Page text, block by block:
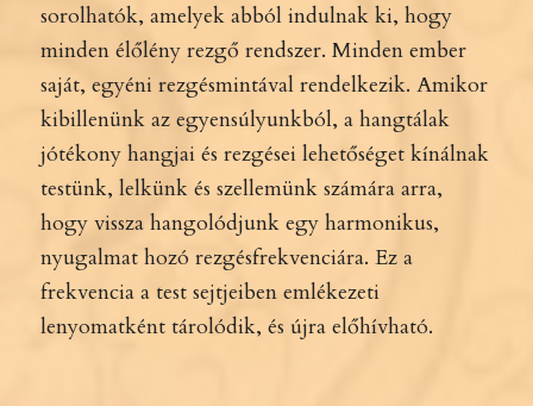
sorolhatók, amelyek abból indulnak ki, hogy
minden élőlény rezgő rendszer. Minden ember
saját, egyéni rezgésmintával rendelkezik. Amikor
kibillenünk az egyensúlyunkból, a hangtálak
jótékony hangjai és rezgései lehetőséget kínálnak
testünk, lelkünk és szellemünk számára arra,
hogy vissza hangolódjunk egy harmonikus,
nyugalmat hozó rezgésfrekvenciára. Ez a
frekvencia a test sejtjeiben emlékezeti
lenyomatként tárolódik, és újra előhívható.